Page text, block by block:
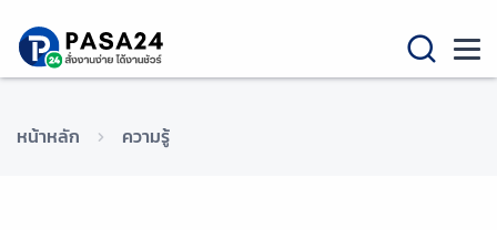
หน้าหลัก ความรู้